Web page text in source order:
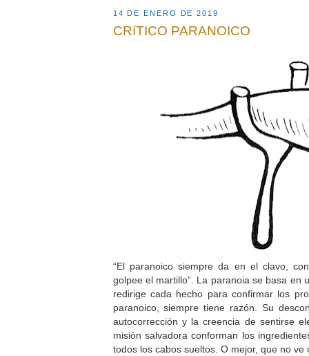
14 DE ENERO DE 2019
CRíTICO PARANOICO
“El paranoico siempre da en el clavo,
golpee el martillo”. La paranoia se basa en
redirige cada hecho para confirmar los
paranoico, siempre tiene razón. Su
autocorrección y la creencia de sentirse
misión salvadora conforman los
todos los cabos sueltos. O mejor, que no ve